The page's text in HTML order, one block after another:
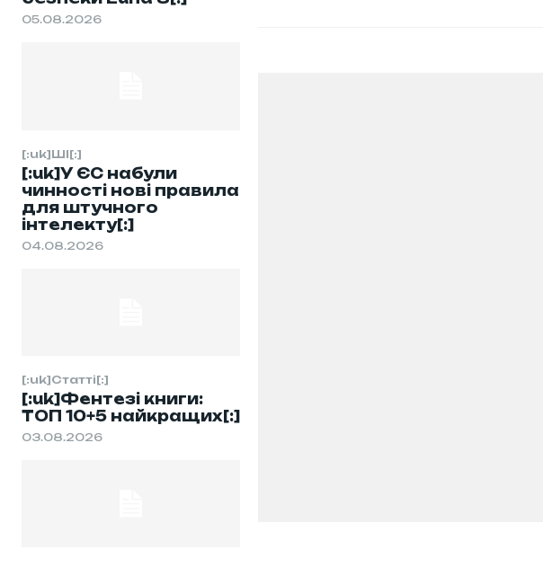
05.08.2026
[:uk]ШІ[:]
[:uk]У ЄС набули
чинності нові правила
для штучного
інтелекту[:]
04.08.2026
[:uk]Статті[:]
[:uk]Фентезі книги:
ТОП 10+5 найкращих[:]
03.08.2026